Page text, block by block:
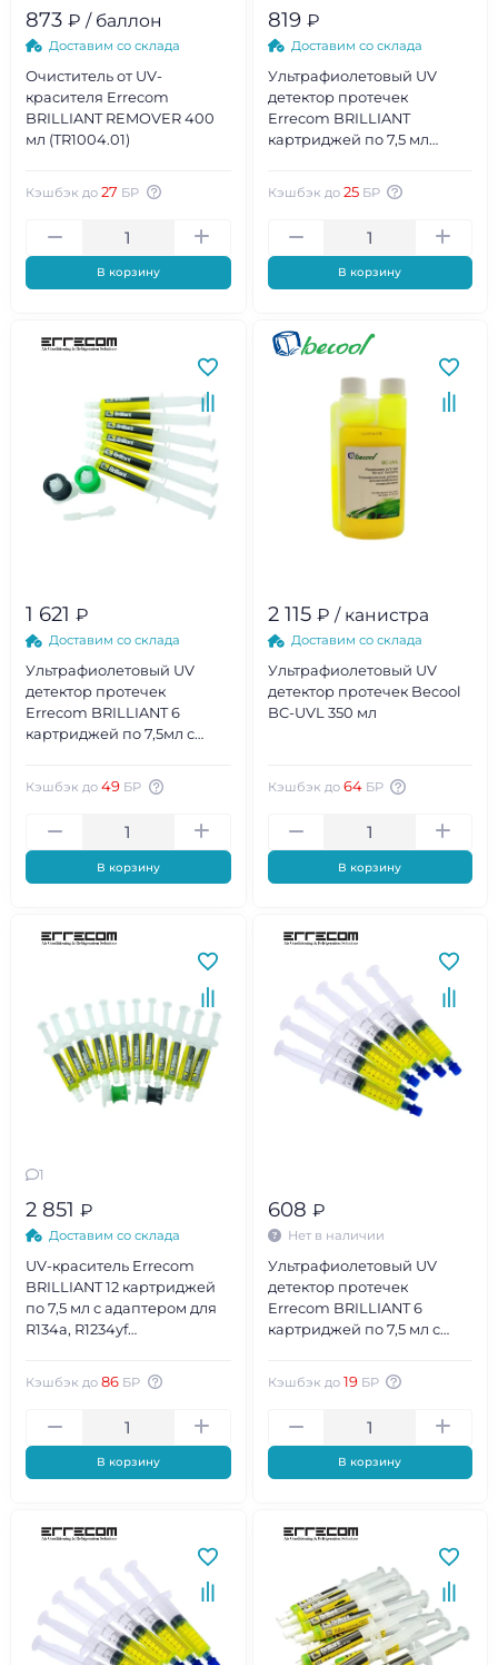
873 ₽ / баллон
Доставим со склада
Очиститель от UV-
красителя Errecom
BRILLIANT REMOVER 400
мл (TR1004.01)
Кэшбэк до 27 БР
В корзину
819 ₽
Доставим со склада
Ультрафиолетовый UV
детектор протечек
Errecom BRILLIANT
картриджей по 7,5 мл
Кэшбэк до 25 БР
В корзину
1 621 ₽
Доставим со склада
Ультрафиолетовый UV
детектор протечек
Errecom BRILLIANT 6
картриджей по 7,5мл с
Кэшбэк до 49 БР
В корзину
2 115 ₽ / канистра
Доставим со склада
Ультрафиолетовый UV
детектор протечек Becool
BC-UVL 350 мл
Кэшбэк до 64 БР
В корзину
1
2 851 ₽
Доставим со склада
UV-краситель Errecom
BRILLIANT 12 картриджей
по 7,5 мл с адаптером для
R134а, R1234yf
Кэшбэк до 86 БР
В корзину
608 ₽
Нет в наличии
Ультрафиолетовый UV
детектор протечек
Errecom BRILLIANT 6
картриджей по 7,5 мл с
Кэшбэк до 19 БР
В корзину